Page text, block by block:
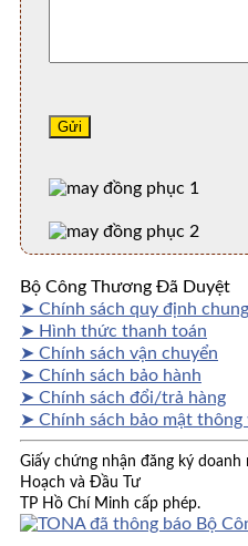
Bộ Công Thương Đã Duyệt
➤ Chính sách quy định chung
➤ Hình thức thanh toán
➤ Chính sách vận chuyển
➤ Chính sách bảo hành
➤ Chính sách đổi/trả hàng
➤ Chính sách bảo mật thông
Giấy chứng nhận đăng ký
Hoạch và Đầu Tư
TP Hồ Chí Minh cấp phép.